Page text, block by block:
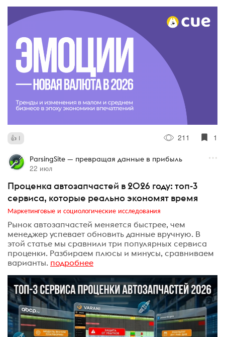
1 211 1
ParsingSite — превращая данные в прибыль
22 июл
Проценка автозапчастей в 2026 году: топ-3
сервиса, которые реально экономят время
Маркетинговые и социологические исследования
Рынок автозапчастей меняется быстрее, чем
менеджер успевает обновить данные вручную. В
этой статье мы сравнили три популярных сервиса
проценки. Разбираем плюсы и минусы, сравниваем
варианты. подробнее